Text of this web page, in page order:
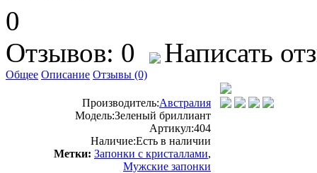
Отзывов: 0 Написать
Общее Описание Отзывы (0)
Производитель:Австралия
Модель:Зеленый бриллиант
Артикул:404
Наличие:Есть в наличии
Метки: Запонки с кристаллами,
Мужские запонки